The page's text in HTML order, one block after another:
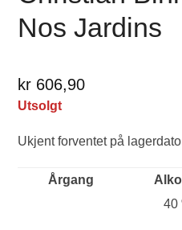
Nos Jardins
kr 606,90
Utsolgt
Ukjent forventet på lagerdato
Årgang
40